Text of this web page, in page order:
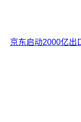
京东启动2000亿出